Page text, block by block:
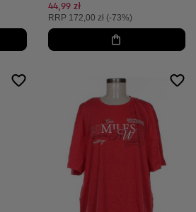
44,99 zł
Cena sugerowana:
RRP 172,00 zł (-73%)